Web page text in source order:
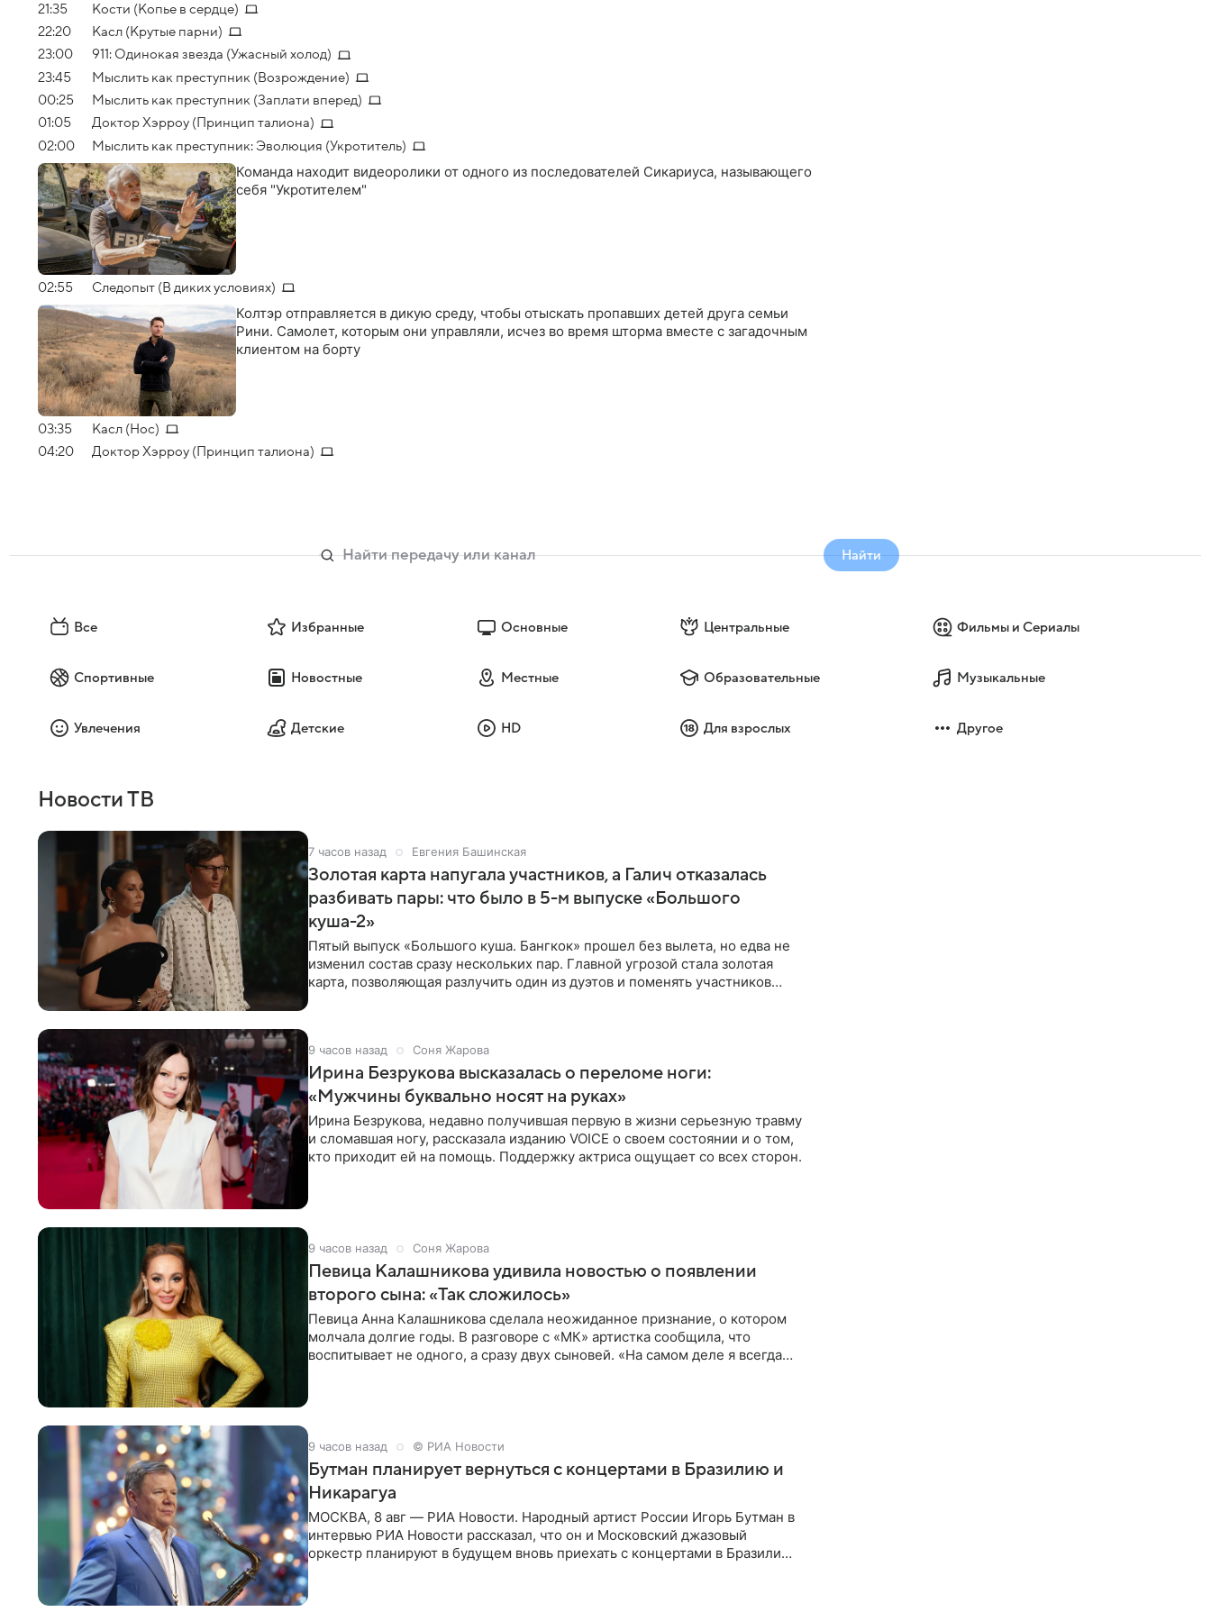
21:35
Кости (Копье в сердце)
22:20
Касл (Крутые парни)
23:00
911: Одинокая звезда (Ужасный холод)
23:45
Мыслить как преступник (Возрождение)
00:25
Мыслить как преступник (Заплати вперед)
01:05
Доктор Хэрроу (Принцип талиона)
02:00
Мыслить как преступник: Эволюция (Укротитель)
Команда находит видеоролики от одного из последователей Сикариуса, называющего
себя "Укротителем"
02:55 Следопыт (В диких условиях)
Колтэр отправляется в дикую среду, чтобы отыскать пропавших детей друга семьи
Рини. Самолет, которым они управляли, исчез во время шторма вместе с загадочным
клиентом на борту
03:35
Касл (Нос)
04:20
Доктор Хэрроу (Принцип талиона)
Найти
Все Избранные Основные Центральные Фильмы и Сериалы
Спортивные Новостные Местные Образовательные Музыкальные
Увлечения Детские HD Для взрослых Другое
Новости ТВ
7 часов назад Евгения Башинская
Золотая карта напугала участников, а Галич отказалась
разбивать пары: что было в 5-м выпуске «Большого
куша-2»
Пятый выпуск «Большого куша. Бангкок» прошел без вылета, но едва не
изменил состав сразу нескольких пар. Главной угрозой стала золотая
карта, позволяющая разлучить один из дуэтов и поменять участников
9 часов назад Соня Жарова
Ирина Безрукова высказалась о переломе ноги:
«Мужчины буквально носят на руках»
Ирина Безрукова, недавно получившая первую в жизни серьезную травму
и сломавшая ногу, рассказала изданию VOICE о своем состоянии и о том,
кто приходит ей на помощь. Поддержку актриса ощущает со всех сторон.
9 часов назад Соня Жарова
Певица Калашникова удивила новостью о появлении
второго сына: «Так сложилось»
Певица Анна Калашникова сделала неожиданное признание, о котором
молчала долгие годы. В разговоре с «МК» артистка сообщила, что
воспитывает не одного, а сразу двух сыновей. «На самом деле я всегда
9 часов назад © РИА Новости
Бутман планирует вернуться с концертами в Бразилию и
Никарагуа
МОСКВА, 8 авг — РИА Новости. Народный артист России Игорь Бутман в
интервью РИА Новости рассказал, что он и Московский джазовый
оркестр планируют в будущем вновь приехать с концертами в Бразилию